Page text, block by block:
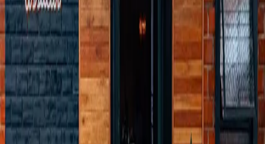
Aqui no Kafex, conectamos você aos lugares que realmente valem a
pena para explorar o universo dos cafés especiais em
Mandaguari,
com opções que vão desde espresso até métodos filtrados.
Se você está em busca de lugares com café especial em Mandaguari ,
o
ASSUCAR Padaria Artesanal
é uma ótima opção para incluir
no seu roteiro.
Informações
Rua Doutor Rufino Maciel, 784